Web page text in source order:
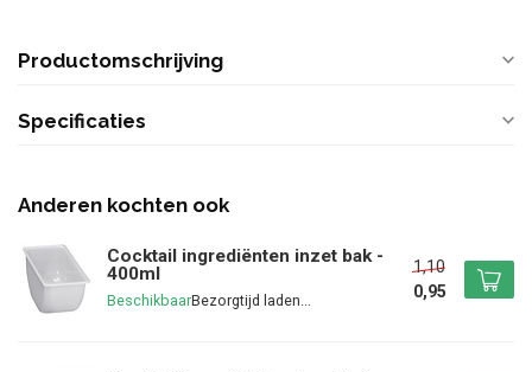
Productomschrijving
Specificaties
Anderen kochten ook
Cocktail ingrediënten inzet bak -
400ml
Beschikbaar
1,10
0,95